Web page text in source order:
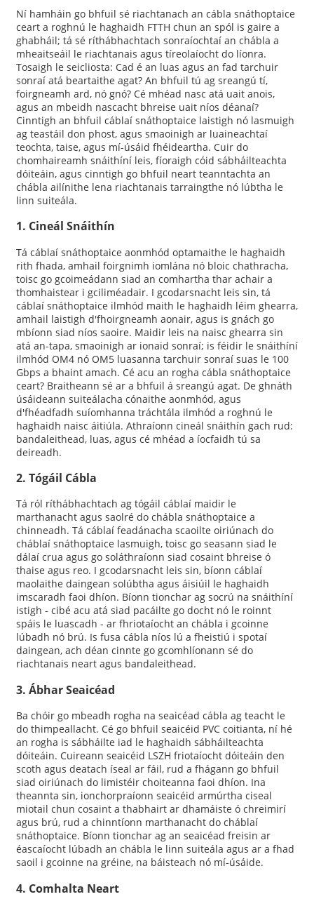
Ní hamháin go bhfuil sé riachtanach an cábla snáthoptaice
ceart a roghnú le haghaidh FTTH chun an spól is gaire a
ghabháil; tá sé ríthábhachtach sonraíochtaí an chábla a
mheaitseáil le riachtanais agus tíreolaíocht do líonra.
Tosaigh le seicliosta: Cad é an luas agus an fad tarchuir
sonraí atá beartaithe agat? An bhfuil tú ag sreangú tí,
foirgneamh ard, nó gnó? Cé mhéad nasc atá uait anois,
agus an mbeidh nascacht bhreise uait níos déanaí?
Cinntigh an bhfuil cáblaí snáthoptaice laistigh nó lasmuigh
ag teastáil don phost, agus smaoinigh ar luaineachtaí
teochta, taise, agus mí-úsáid fhéideartha. Cuir do
chomhaireamh snáithíní leis, fíoraigh cóid sábháilteachta
dóiteáin, agus cinntigh go bhfuil neart teanntachta an
chábla ailínithe lena riachtanais tarraingthe nó lúbtha le
linn suiteála.
1. Cineál Snáithín
Tá cáblaí snáthoptaice aonmhód optamaithe le haghaidh
rith fhada, amhail foirgnimh iomlána nó bloic chathracha,
toisc go gcoimeádann siad an comhartha thar achair a
thomhaistear i gciliméadair. I gcodarsnacht leis sin, tá
cáblaí snáthoptaice ilmhód maith le haghaidh léim ghearra,
amhail laistigh d'fhoirgneamh aonair, agus is gnách go
mbíonn siad níos saoire. Maidir leis na naisc ghearra sin
atá an-tapa, smaoinigh ar ionaid sonraí; is féidir le snáithíní
ilmhód OM4 nó OM5 luasanna tarchuir sonraí suas le 100
Gbps a bhaint amach. Cé acu an rogha cábla snáthoptaice
ceart? Braitheann sé ar a bhfuil á sreangú agat. De ghnáth
úsáideann suiteálacha cónaithe aonmhód, agus
d'fhéadfadh suíomhanna tráchtála ilmhód a roghnú le
haghaidh naisc áitiúla. Athraíonn cineál snáithín gach rud:
bandaleithead, luas, agus cé mhéad a íocfaidh tú sa
deireadh.
2. Tógáil Cábla
Tá ról ríthábhachtach ag tógáil cáblaí maidir le
marthanacht agus saolré do chábla snáthoptaice a
chinneadh. Tá cáblaí feadánacha scaoilte oiriúnach do
cháblaí snáthoptaice lasmuigh, toisc go seasann siad le
dálaí crua agus go soláthraíonn siad cosaint bhreise ó
thaise agus reo. I gcodarsnacht leis sin, bíonn cáblaí
maolaithe daingean solúbtha agus áisiúil le haghaidh
imscaradh faoi dhíon. Bíonn tionchar ag socrú na snáithíní
istigh - cibé acu atá siad pacáilte go docht nó le roinnt
spáis le luascadh - ar fhriotaíocht an chábla i gcoinne
lúbadh nó brú. Is fusa cábla níos lú a fheistiú i spotaí
daingean, ach déan cinnte go gcomhlíonann sé do
riachtanais neart agus bandaleithead.
3. Ábhar Seaicéad
Ba chóir go mbeadh rogha na seaicéad cábla ag teacht le
do thimpeallacht. Cé go bhfuil seaicéid PVC coitianta, ní hé
an rogha is sábháilte iad le haghaidh sábháilteachta
dóiteáin. Cuireann seaicéid LSZH friotaíocht dóiteáin den
scoth agus deatach íseal ar fáil, rud a fhágann go bhfuil
siad oiriúnach do limistéir choiteanna faoi dhíon. Ina
theannta sin, ionchorpraíonn seaicéid armúrtha ciseal
miotail chun cosaint a thabhairt ar dhamáiste ó chreimirí
agus brú, rud a chinntíonn marthanacht do cháblaí
snáthoptaice. Bíonn tionchar ag an seaicéad freisin ar
éascaíocht lúbadh an chábla le linn suiteála agus ar a fhad
saoil i gcoinne na gréine, na báisteach nó mí-úsáide.
4. Comhalta Neart